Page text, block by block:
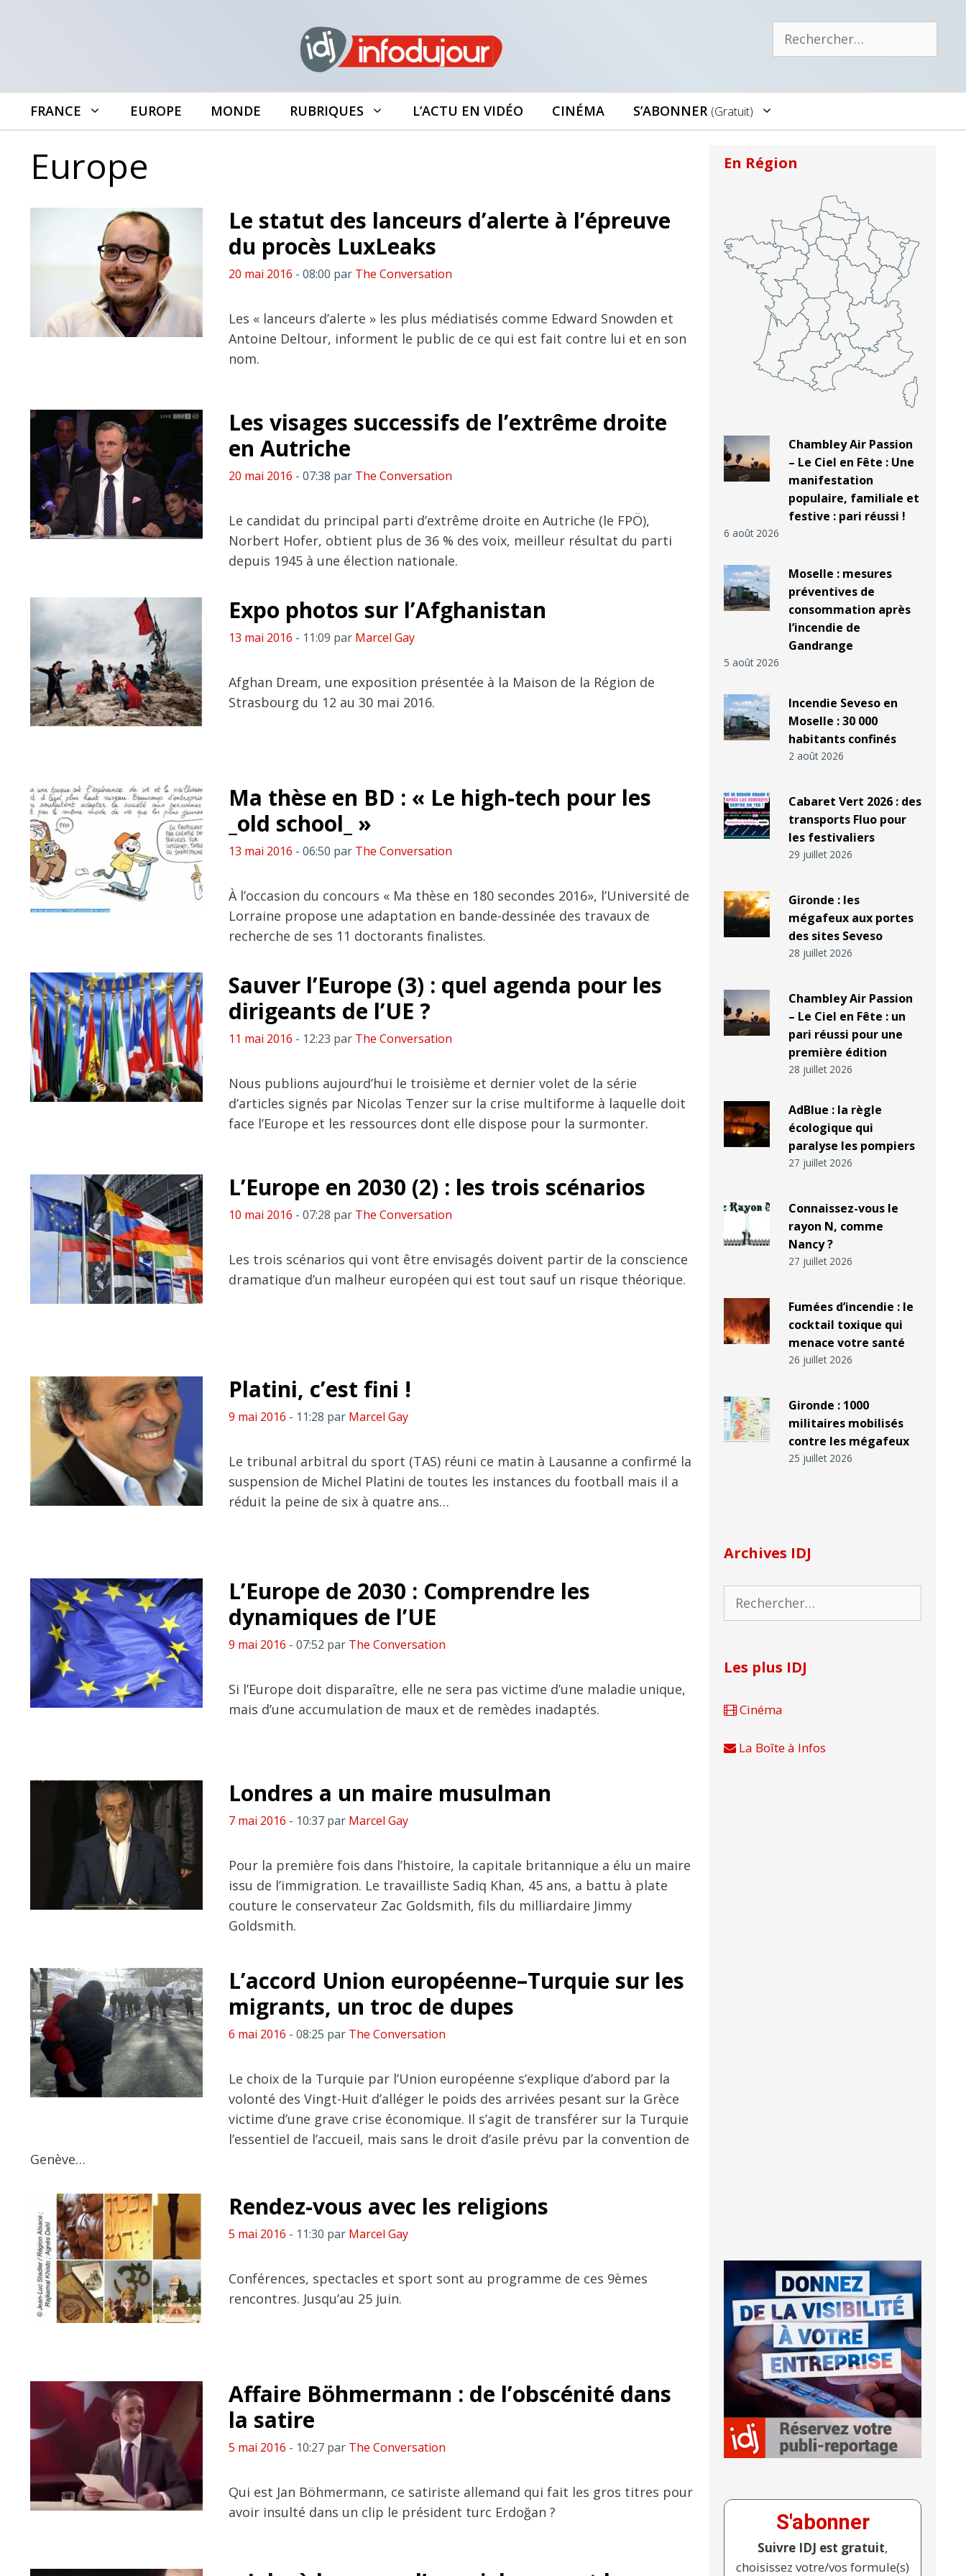
Rechercher :
FRANCE EUROPE MONDE RUBRIQUES L’ACTU EN VIDÉO CINÉMA S’ABONNER (gratuit)
Europe
Le statut des lanceurs d’alerte à l’épreuve
du procès LuxLeaks
20 mai 2016 - 08:00 par The Conversation
Les « lanceurs d’alerte » les plus médiatisés comme Edward Snowden et
Antoine Deltour, informent le public de ce qui est fait contre lui et en son
nom.
Les visages successifs de l’extrême droite
en Autriche
20 mai 2016 - 07:38 par The Conversation
Le candidat du principal parti d’extrême droite en Autriche (le FPÖ),
Norbert Hofer, obtient plus de 36 % des voix, meilleur résultat du parti
depuis 1945 à une élection nationale.
Expo photos sur l’Afghanistan
13 mai 2016 - 11:09 par Marcel Gay
Afghan Dream, une exposition présentée à la Maison de la Région de
Strasbourg du 12 au 30 mai 2016.
Ma thèse en BD : « Le high-tech pour les
_old school_ »
13 mai 2016 - 06:50 par The Conversation
À l’occasion du concours « Ma thèse en 180 secondes 2016», l’Université de
Lorraine propose une adaptation en bande-dessinée des travaux de
recherche de ses 11 doctorants finalistes.
Sauver l’Europe (3) : quel agenda pour les
dirigeants de l’UE ?
11 mai 2016 - 12:23 par The Conversation
Nous publions aujourd’hui le troisième et dernier volet de la série
d’articles signés par Nicolas Tenzer sur la crise multiforme à laquelle doit
face l’Europe et les ressources dont elle dispose pour la surmonter.
L’Europe en 2030 (2) : les trois scénarios
10 mai 2016 - 07:28 par The Conversation
Les trois scénarios qui vont être envisagés doivent partir de la conscience
dramatique d’un malheur européen qui est tout sauf un risque théorique.
Platini, c’est fini !
9 mai 2016 - 11:28 par Marcel Gay
Le tribunal arbitral du sport (TAS) réuni ce matin à Lausanne a confirmé la
suspension de Michel Platini de toutes les instances du football mais il a
réduit la peine de six à quatre ans…
L’Europe de 2030 : Comprendre les
dynamiques de l’UE
9 mai 2016 - 07:52 par The Conversation
Si l’Europe doit disparaître, elle ne sera pas victime d’une maladie unique,
mais d’une accumulation de maux et de remèdes inadaptés.
Londres a un maire musulman
7 mai 2016 - 10:37 par Marcel Gay
Pour la première fois dans l’histoire, la capitale britannique a élu un maire
issu de l’immigration. Le travailliste Sadiq Khan, 45 ans, a battu à plate
couture le conservateur Zac Goldsmith, fils du milliardaire Jimmy
Goldsmith.
L’accord Union européenne–Turquie sur les
migrants, un troc de dupes
6 mai 2016 - 08:25 par The Conversation
Le choix de la Turquie par l’Union européenne s’explique d’abord par la
volonté des Vingt-Huit d’alléger le poids des arrivées pesant sur la Grèce
victime d’une grave crise économique. Il s’agit de transférer sur la Turquie
l’essentiel de l’accueil, mais sans le droit d’asile prévu par la convention de
Genève…
Rendez-vous avec les religions
5 mai 2016 - 11:30 par Marcel Gay
Conférences, spectacles et sport sont au programme de ces 9èmes
rencontres. Jusqu’au 25 juin.
Affaire Böhmermann : de l’obscénité dans
la satire
5 mai 2016 - 10:27 par The Conversation
Qui est Jan Böhmermann, ce satiriste allemand qui fait les gros titres pour
avoir insulté dans un clip le président turc Erdoğan ?
En Région
Chambley Air Passion
– Le Ciel en Fête : Une
manifestation
populaire, familiale et
festive : pari réussi !
6 août 2026
Moselle : mesures
préventives de
consommation après
l’incendie de
Gandrange
5 août 2026
Incendie Seveso en
Moselle : 30 000
habitants confinés
2 août 2026
Cabaret Vert 2026 : des
transports Fluo pour
les festivaliers
29 juillet 2026
Gironde : les
mégafeux aux portes
des sites Seveso
28 juillet 2026
Chambley Air Passion
– Le Ciel en Fête : un
pari réussi pour une
première édition
28 juillet 2026
AdBlue : la règle
écologique qui
paralyse les pompiers
27 juillet 2026
Connaissez-vous le
rayon N, comme
Nancy ?
27 juillet 2026
Fumées d’incendie : le
cocktail toxique qui
menace votre santé
26 juillet 2026
Gironde : 1000
militaires mobilisés
contre les mégafeux
25 juillet 2026
Archives IDJ
Rechercher :
Les plus IDJ
Cinéma
La Boîte à Infos
S'abonner
Suivre IDJ est gratuit,
choisissez votre/vos formule(s)